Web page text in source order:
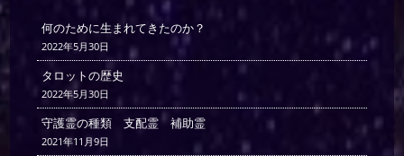
何のために生まれてきたのか？
2022年5月30日
タロットの歴史
2022年5月30日
守護霊の種類 支配霊 補助霊
2021年11月9日